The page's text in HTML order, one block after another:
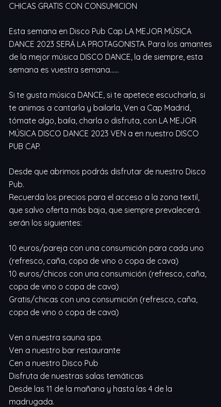
CHICAS GRATIS CON CONSUMICION
Esta semana en Disco Pub Cap LA MEJOR MÚSICA
DANCE 2023 SERÁ LA PROTAGONISTA. Para los amantes
de la mejor música DISCO DANCE, la de siempre, esta
semana es vuestra semana……
Si te gusta música DANCE, si te apetece escucharla, si
te animas a cantarla y bailarla, Ven a Cap Madrid,
tómate algo, baila, charla o disfruta, con LA MEJOR
MÚSICA DISCO DANCE 2023 VEN a en nuestro DISCO
PUB CAP.
Desde que abrimos podrás disfrutar de nuestro Disco
Pub.
Recuerda los precios para el acceso a la zona textil,
que salvo oferta más baja, que siempre prevalecerá.
serán los siguientes:
10 euros/pareja con una consumición para cada uno
(refresco, caña, copa de vino o copa de cava)
10 euros/chicos con una consumición (refresco, caña,
copa de vino o copa de cava)
Gratis/chicas con una consumición (refresco, caña,
copa de vino o copa de cava)
Ven a nuestra sauna spa.
Ven a nuestro bar restaurante
Cen a nuestro Disco Pub
Disfruta de nuestras salas temáticas
Desde las 11 de la mañana y hasta las 4 de la
madrugada.